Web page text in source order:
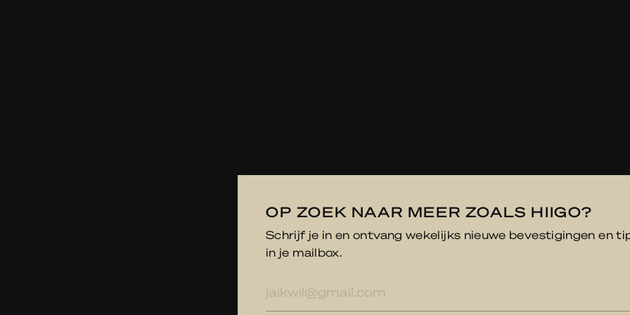
OP ZOEK NAAR MEER ZOALS HIIGO?
Schrijf je in en ontvang wekelijks nieuwe bevestigingen en
in je mailbox.
mailadres